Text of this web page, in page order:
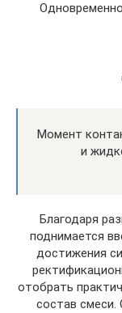
Момент
и
Благодаря
поднимается
достижения
отобрать
состав смеси.